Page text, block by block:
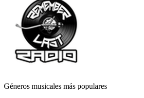
Géneros musicales más populares